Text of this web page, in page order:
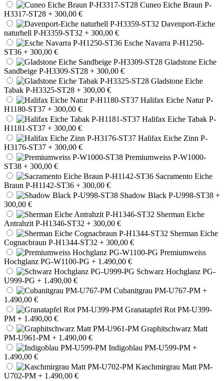
Cuneo Eiche Braun P-
H3317-ST28 + 300,00 €
Davenport-Eiche
naturhell P-H3359-ST32 + 300,00 €
Esche Navarra P-H1250-
ST36 + 300,00 €
Gladstone Eiche
Sandbeige P-H3309-ST28 + 300,00 €
Gladstone Eiche
Tabak P-H3325-ST28 + 300,00 €
Halifax Eiche Natur P-
H1180-ST37 + 300,00 €
Halifax Eiche Tabak P-
H1181-ST37 + 300,00 €
Halifax Eiche Zinn P-
H3176-ST37 + 300,00 €
Premiumweiss P-W1000-
ST38 + 300,00 €
Sacramento Eiche
Braun P-H1142-ST36 + 300,00 €
Shadow Black P-U998-ST38 +
300,00 €
Sherman Eiche
Antrahzit P-H1346-ST32 + 300,00 €
Sherman Eiche
Cognacbraun P-H1344-ST32 + 300,00 €
Premiumweiss
Hochglanz PG-W1100-PG + 1.490,00 €
Schwarz Hochglanz PG-
U999-PG + 1.490,00 €
Cubanitgrau PM-U767-PM +
1.490,00 €
Granatapfel Rot PM-U399-
PM + 1.490,00 €
Graphitschwarz Matt
PM-U961-PM + 1.490,00 €
Indigoblau PM-U599-PM +
1.490,00 €
Kaschmirgrau Matt PM-
U702-PM + 1.490,00 €